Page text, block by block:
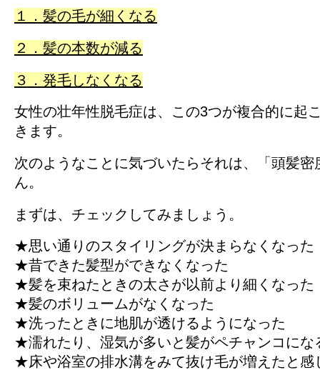
１．髪の毛が細くなる
２．髪の本数が減る
３．発毛しなくなる
女性の壮年性脱毛症は、この3つが複合的に起
きます。
次のようなことに気づいたらそれは、「頭髪
ん。
まずは、チェックしてみましょう。
★思い通りのスタイリングが決まらなくなった
★昔できた髪型ができなくなった
★髪を束ねたときの太さが以前より細くなった
★髪のボリュームがなくなった
★洗ったときに地肌が透けるようになった
★濡れたり、湿気が多いと髪がペチャンコにな
★床や浴室の排水溝をみて抜け毛が増えたと感